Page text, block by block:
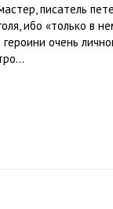
писатель
ибо «только в
очень